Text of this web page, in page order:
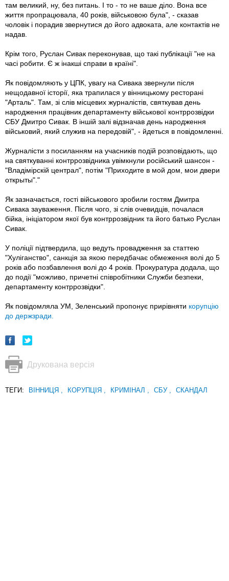
там великий, ну, без питань. І то - то не ваше діло. Вона все
життя пропрацювала, 40 років, військовою була", - сказав
чоловік і порадив звернутися до його адвоката, але контактів не
надав.
Крім того, Руслан Сивак переконував, що такі публікації "не на
часі робити. Є ж інакші справи в країні".
Як повідомляють у ЦПК, увагу на Сивака звернули після
нещодавної історії, яка трапилася у вінницькому ресторані
"Арталь". Там, зі слів місцевих журналістів, святкував день
народження працівник департаменту військової контррозвідки
СБУ Дмитро Сивак. В іншій залі відзначав день народження
військовий, який служив на передовій", - йдеться в повідомленні.
Журналісти з посиланням на учасників подій розповідають, що
на святкуванні контррозвідника увімкнули російський шансон -
"Владімірскій централ", потім "Приходите в мой дом, мои двери
открыты"."
Як зазначається, гості військового зробили гостям Дмитра
Сивака зауваження. Після чого, зі слів очевидців, почалася
бійка, ініціатором якої був контррозвідник та його батько Руслан
Сивак.
У поліції підтвердила, що ведуть провадження за статтею
"Хуліганство", санкція за якою передбачає обмеження волі до 5
років або позбавлення волі до 4 років. Прокуратура додала, що
до події "можливо, причетні співробітники Служби безпеки,
департаменту контррозвідки".
Як повідомляла УМ, Зеленський пропонує прирівняти корупцію
до держзради.
Друкована версія
ТЕГИ: ВІННИЦЯ КОРУПЦІЯ КРИМІНАЛ СБУ СКАНДАЛ